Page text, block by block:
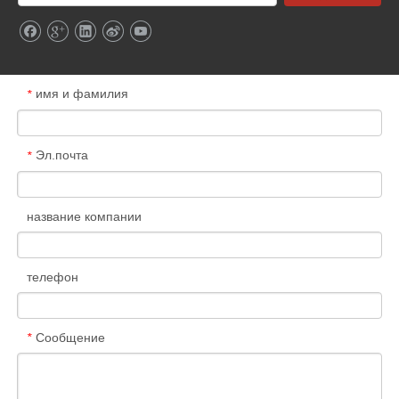
* имя и фамилия
* Эл.почта
название компании
телефон
* Сообщение